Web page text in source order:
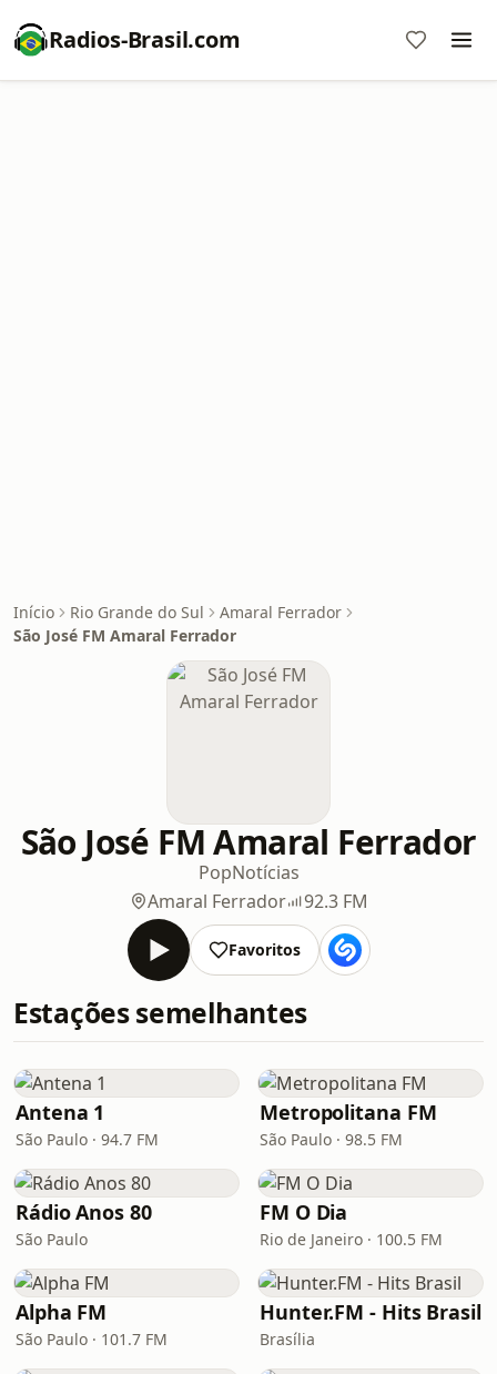
Radios-Brasil.com
Início Rio Grande do Sul
Amaral Ferrador
São José FM Amaral Ferrador
São José FM Amaral Ferrador
PopNotícias
Amaral Ferrador
92.3 FM
Favoritos
Estações semelhantes
Antena 1
São Paulo · 94.7 FM
Metropolitana FM
São Paulo · 98.5 FM
Rádio Anos 80
São Paulo
FM O Dia
Rio de Janeiro · 100.5 FM
Alpha FM
São Paulo · 101.7 FM
Hunter.FM - Hits Brasil
Brasília